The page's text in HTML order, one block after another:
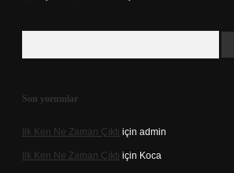
Son yorumlar
Ilk Ken Ne Zaman Çıktı için admin
Ilk Ken Ne Zaman Çıktı için Koca